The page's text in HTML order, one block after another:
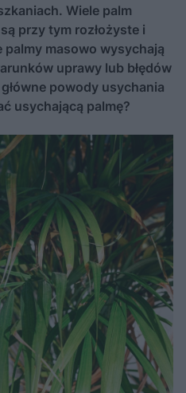
Wiele palm
przy tym rozłożyste i
palmy masowo wysychają
uprawy lub błędów
powody usychania
usychającą palmę?